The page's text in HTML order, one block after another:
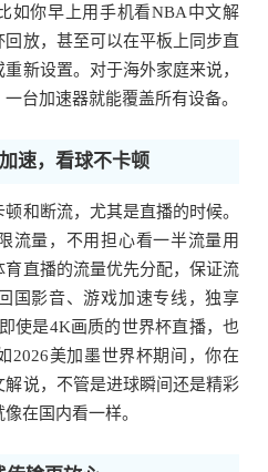
你早上用手机看NBA中文解
放，甚至可以在平板上同步直
新设置。对于海外家庭来说，
台加速器就能覆盖所有设备。
速，看球不卡顿
和断流，尤其是直播的时候。
流量，不用担心看一半流量用
直播的流量优先分配，保证流
国影音、游戏加速专线，独享
使是4K画质的世界杯直播，也
2026美加墨世界杯期间，你在
解说，不管是进球瞬间还是精彩
在国内看一样。